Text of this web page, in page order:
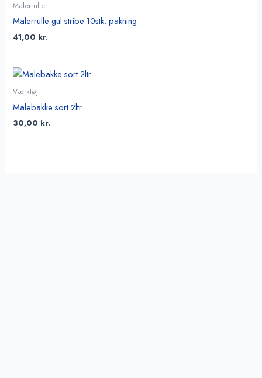
Malerruller
Malerrulle gul stribe 10stk. pakning
41,00 kr.
Værktøj
Malebakke sort 2ltr.
30,00 kr.